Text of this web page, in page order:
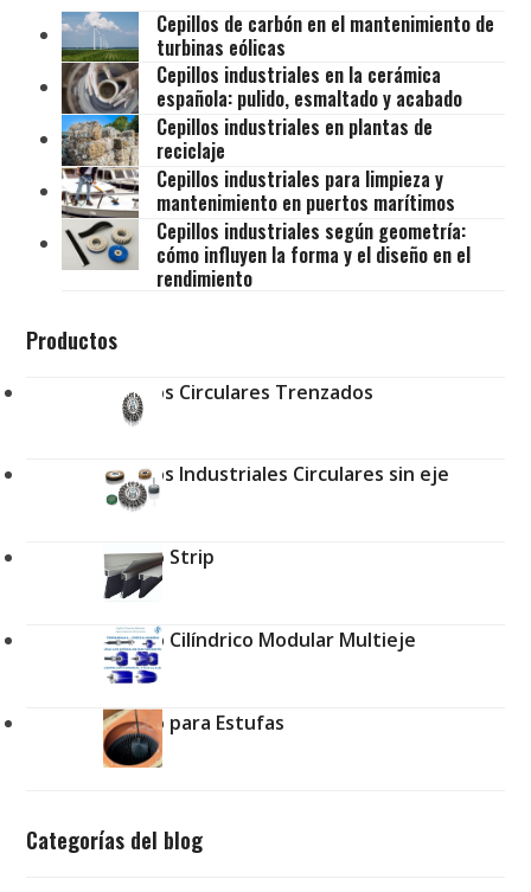
Cepillos de carbón en el mantenimiento de
turbinas eólicas
Cepillos industriales en la cerámica
española: pulido, esmaltado y acabado
Cepillos industriales en plantas de
reciclaje
Cepillos industriales para limpieza y
mantenimiento en puertos marítimos
Cepillos industriales según geometría:
cómo influyen la forma y el diseño en el
rendimiento
Productos
Cepillos Circulares Trenzados
Cepillos Industriales Circulares sin eje
Cepillo Strip
Cepillo Cilíndrico Modular Multieje
Cepillo para Estufas
Categorías del blog